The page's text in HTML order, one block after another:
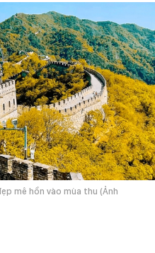
mê hồn vào mùa thu (Ảnh